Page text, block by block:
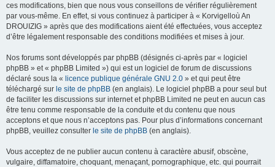
ces modifications, bien que nous vous conseillons de vérifier régulièrement
par vous-même. En effet, si vous continuez à participer à « Korvigelloù An
DROUIZIG » après que des modifications aient été effectuées, vous acceptez
d’être légalement responsable des conditions modifiées et mises à jour.
Nos forums sont développés par phpBB (désignés ci-après par « logiciel
phpBB » et « phpBB Limited ») qui est un logiciel de forum de discussions
déclaré sous la « licence publique générale GNU 2.0 » et qui peut être
téléchargé sur le site de phpBB (en anglais). Le logiciel phpBB a pour seul but
de faciliter les discussions sur internet et phpBB Limited ne peut en aucun cas
être tenu comme responsable de la conduite et du contenu que nous
acceptons et que nous n’acceptons pas. Pour plus d’informations concernant
phpBB, veuillez consulter le site de phpBB (en anglais).
Vous acceptez de ne publier aucun contenu à caractère abusif, obscène,
vulgaire, diffamatoire, choquant, menaçant, pornographique, etc. qui pourrait